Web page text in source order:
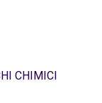
CHIMICI